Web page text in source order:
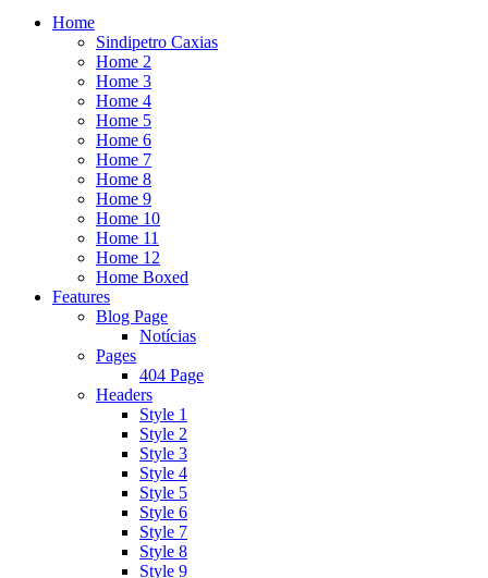
Home
Sindipetro Caxias
Home 2
Home 3
Home 4
Home 5
Home 6
Home 7
Home 8
Home 9
Home 10
Home 11
Home 12
Home Boxed
Features
Blog Page
Notícias
Pages
404 Page
Headers
Style 1
Style 2
Style 3
Style 4
Style 5
Style 6
Style 7
Style 8
Style 9